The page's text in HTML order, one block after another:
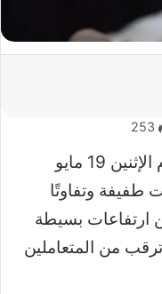
253
شهد سعر الجنيه الإسترليني اليوم الإثنين 19 مايو
طفيفة وتفاوتًا
ارتفاعات بسيطة
من المتعاملين